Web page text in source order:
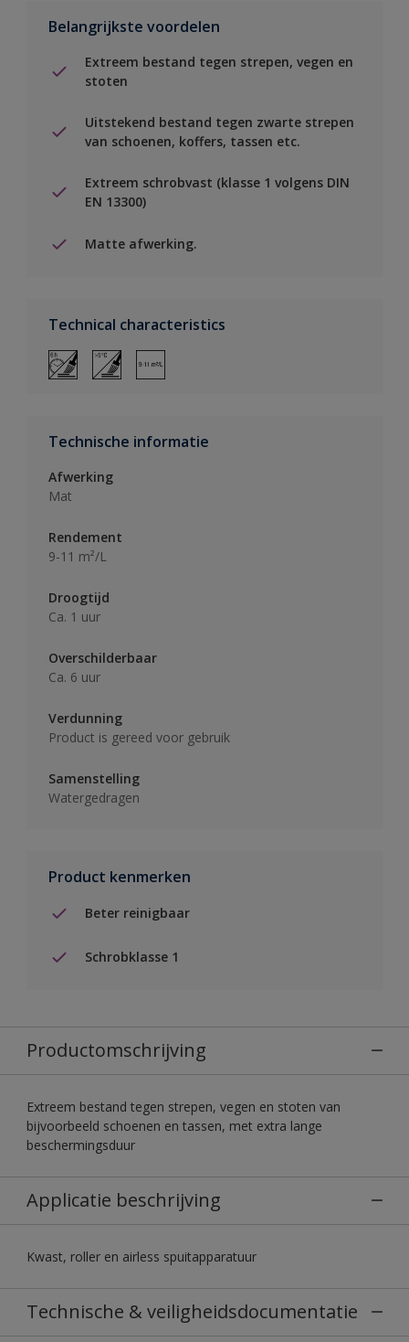
Belangrijkste voordelen
Extreem bestand tegen strepen, vegen en
stoten
Uitstekend bestand tegen zwarte strepen
van schoenen, koffers, tassen etc.
Extreem schrobvast (klasse 1 volgens DIN
EN 13300)
Matte afwerking.
Technical characteristics
Technische informatie
Afwerking
Mat
Rendement
9-11 m²/L
Droogtijd
Ca. 1 uur
Overschilderbaar
Ca. 6 uur
Verdunning
Product is gereed voor gebruik
Samenstelling
Watergedragen
Product kenmerken
Beter reinigbaar
Schrobklasse 1
Productomschrijving
Extreem bestand tegen strepen, vegen en stoten van
bijvoorbeeld schoenen en tassen, met extra lange
beschermingsduur
Applicatie beschrijving
Kwast, roller en airless spuitapparatuur
Technische & veiligheidsdocumentatie